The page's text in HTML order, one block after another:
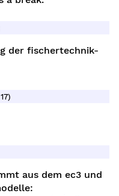
der fischertechnik-
aus dem ec3 und